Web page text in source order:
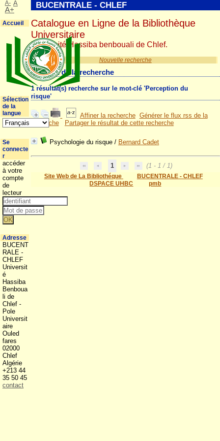
Nouvelle recherche
Résultat de la recherche
1 résultat(s) recherche sur le mot-clé 'Perception du
risque'
Affiner la recherche Générer le flux rss de la
recherche
Partager le résultat de cette recherche
Psychologie du risque/ Bernard Cadet
1 (1 - 1 / 1)
Site Web de La Bibliothéque
BUCENTRALE - CHLEF
DSPACE UHBC
pmb
BUCENTRALE - CHLEF
Catalogue en Ligne de la Bibliothèque
Universitaire
Université Hassiba benbouali de Chlef.
A- A
A+
Accueil
Sélection
de la
langue
Se
connecte
r
accéder
à votre
compte
de
lecteur
Adresse
BUCENT
RALE -
CHLEF
Universit
é
Hassiba
Benboua
li de
Chlef -
Pole
Universit
aire
Ouled
fares
02000
Chlef
Algérie
+213 44
35 50 45
contact